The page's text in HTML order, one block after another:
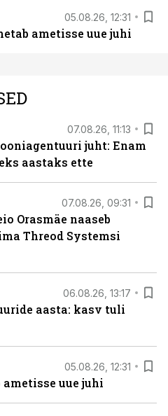
05.08.26, 12:31
ametisse uue juhi
07.08.26, 11:13
juht: Enam
aastaks ette
07.08.26, 09:31
Orasmäe naaseb
Threod Systemsi
06.08.26, 13:17
aasta: kasv tuli
05.08.26, 12:31
uue juhi